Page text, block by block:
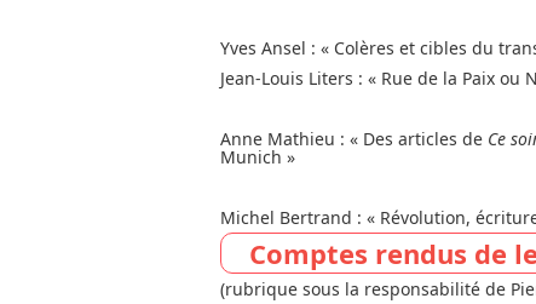
Yves Ansel : « Colères et cibles du
Jean-Louis Liters : « Rue de la Paix
Anne Mathieu : « Des articles de Ce
Munich »
Michel Bertrand : « Révolution,
Comptes rendus de
(rubrique sous la responsabilité de